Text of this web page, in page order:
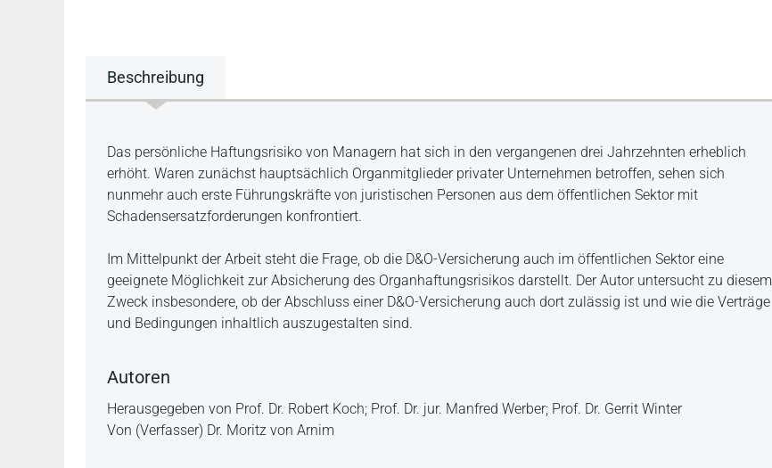
Beschreibung
Beschreibung
Das persönliche Haftungsrisiko von Managern hat sich in den vergangenen drei Jahrzehnten erheblich
erhöht. Waren zunächst hauptsächlich Organmitglieder privater Unternehmen betroffen, sehen sich
nunmehr auch erste Führungskräfte von juristischen Personen aus dem öffentlichen Sektor mit
Schadensersatzforderungen konfrontiert.
Im Mittelpunkt der Arbeit steht die Frage, ob die D&O-Versicherung auch im öffentlichen Sektor eine
geeignete Möglichkeit zur Absicherung des Organhaftungsrisikos darstellt. Der Autor untersucht zu diesem
Zweck insbesondere, ob der Abschluss einer D&O-Versicherung auch dort zulässig ist und wie die Verträge
und Bedingungen inhaltlich auszugestalten sind.
Autoren
Herausgegeben von Prof. Dr. Robert Koch; Prof. Dr. jur. Manfred Werber; Prof. Dr. Gerrit Winter
Von (Verfasser) Dr. Moritz von Arnim